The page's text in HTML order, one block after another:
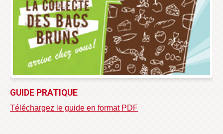
GUIDE PRATIQUE
Téléchargez le guide en format PDF